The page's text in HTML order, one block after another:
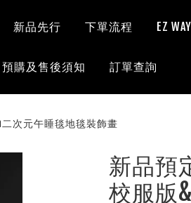
新品先行 下單流程 EZ
預購及售後須知 訂單查詢
次元午睡毯地毯裝飾畫
新品預
校服版